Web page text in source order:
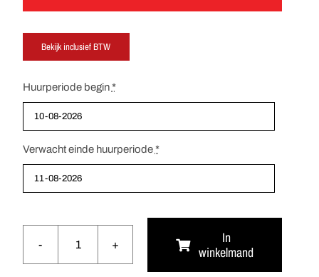
Huurperiode begin*
Verwacht einde huurperiode*
Waterkoker
aantal
In
winkelmand